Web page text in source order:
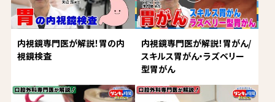
内視鏡専門医が解説！胃の内
視鏡検査
内視鏡専門医が解説！胃がん/
スキルス胃がん・ラズベリー
型胃がん